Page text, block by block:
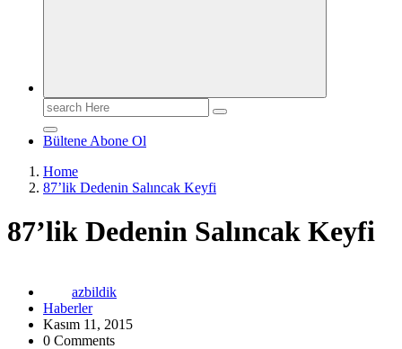
Search
for:
Bültene Abone Ol
Home
87’lik Dedenin Salıncak Keyfi
87’lik Dedenin Salıncak Keyfi
azbildik
Haberler
Kasım 11, 2015
0 Comments